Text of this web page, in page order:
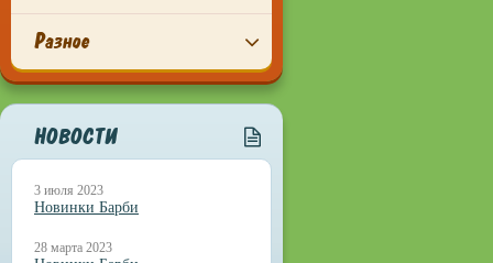
Разное
НОВОСТИ
3 июля 2023
Новинки Барби
28 марта 2023